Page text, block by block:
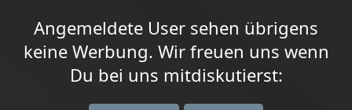
Angemeldete User sehen übrigens
keine Werbung. Wir freuen uns wenn
Du bei uns mitdiskutierst: